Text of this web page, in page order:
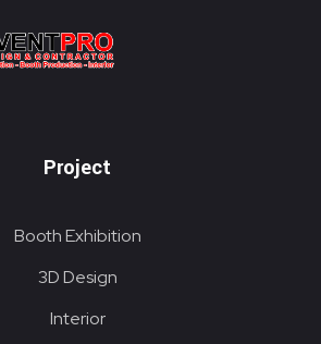
Project
Booth Exhibition
3D Design
Interior